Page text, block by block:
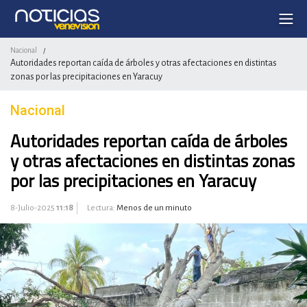
Nacional /
Autoridades reportan caída de árboles y otras afectaciones en distintas
zonas por las precipitaciones en Yaracuy
Nacional
Autoridades reportan caída de árboles
y otras afectaciones en distintas zonas
por las precipitaciones en Yaracuy
8-Julio-2025 11:18 Lectura: Menos de un minuto